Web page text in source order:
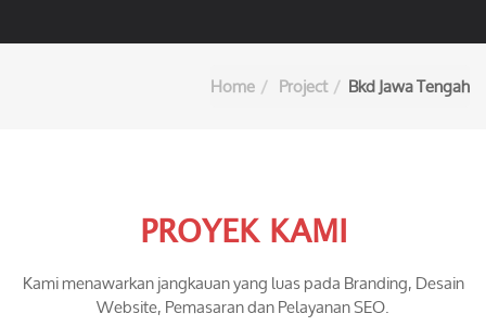
Home Project Bkd Jawa Tengah
PROYEK KAMI
Kami menawarkan jangkauan yang luas pada Branding, Desain
Website, Pemasaran dan Pelayanan SEO.